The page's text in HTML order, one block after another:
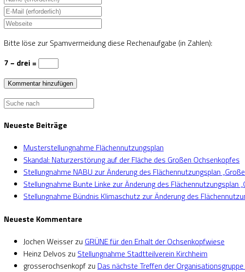
Bitte löse zur Spamvermeidung diese Rechenaufgabe (in Zahlen):
7 − drei =
Neueste Beiträge
Musterstellungnahme Flächennutzungsplan
Skandal: Naturzerstörung auf der Fläche des Großen Ochsenkopfes
Stellungnahme NABU zur Änderung des Flächennutzungsplan
Stellungnahme Bunte Linke zur Änderung des Flächennutzungsplan
Stellungnahme Bündnis Klimaschutz zur Änderung des
Neueste Kommentare
Jochen Weisser zu GRÜNE für den Erhalt der Ochsenkopfwiese
Heinz Delvos zu Stellungnahme Stadtteilverein Kirchheim
grosserochsenkopf zu Das nächste Treffen der